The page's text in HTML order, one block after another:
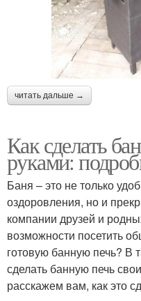
читать дальше →
Как сделать
руками:
Баня – это не только
оздоровления, но и
компании друзей и
возможности посетить
готовую банную печь? В
сделать банную печь
расскажем вам, как это